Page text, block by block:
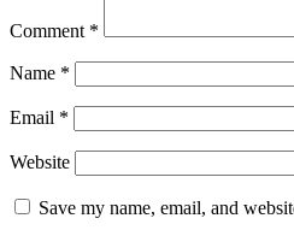
Comment *
Name *
Email *
Website
Save my name, email, and